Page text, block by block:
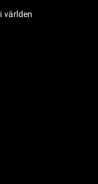
världen